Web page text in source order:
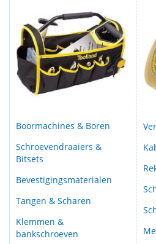
Boormachines & Boren
Schroevendraaiers &
Bitsets
Bevestigingsmaterialen
Tangen & Scharen
Klemmen &
bankschroeven